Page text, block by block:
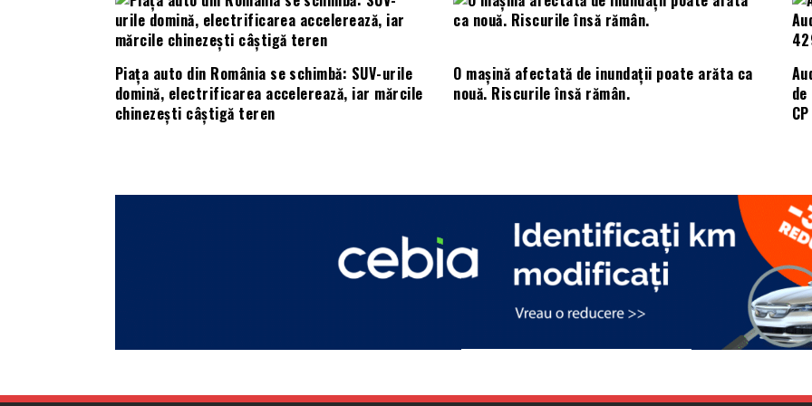
Piața auto din România se schimbă: SUV-urile
domină, electrificarea accelerează, iar mărcile
chinezești câștigă teren
O mașină afectată de inundații poate arăta ca
nouă. Riscurile însă rămân.